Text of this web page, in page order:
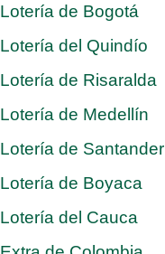
Lotería de Bogotá
Lotería del Quindío
Lotería de Risaralda
Lotería de Medellín
Lotería de Santander
Lotería de Boyaca
Lotería del Cauca